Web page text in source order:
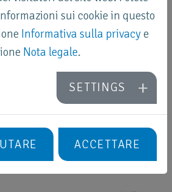
sanitario
sui cookie in questo
Informativa sulla privacye
Nota legale.
SETTINGS
ACCETTARE